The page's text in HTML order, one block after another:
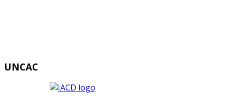
UNCAC